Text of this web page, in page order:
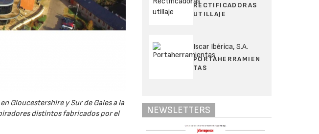
Gloucestershire y Sur de Gales a la
distintos fabricados por el
RECTIFICADORAS
UTILLAJE
Iscar Ibérica, S.A.
PORTAHERRAMIEN
TAS
NEWSLETTERS